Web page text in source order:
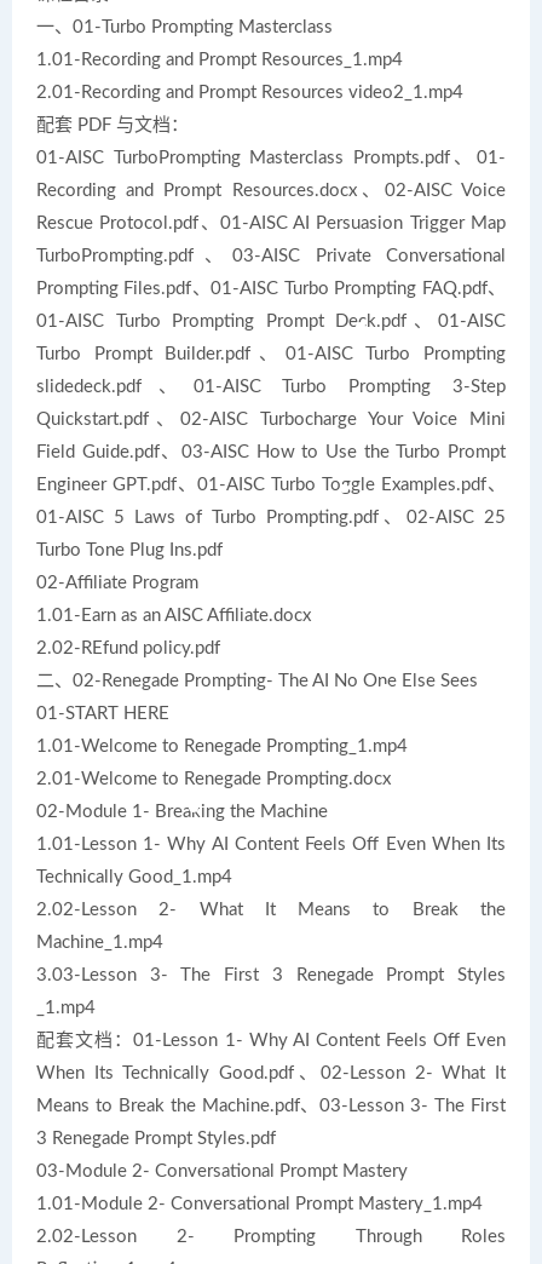
一、01-Turbo Prompting Masterclass
1.01-Recording and Prompt Resources_1.mp4
2.01-Recording and Prompt Resources video2_1.mp4
配套 PDF 与文档：
01-AISC TurboPrompting Masterclass Prompts.pdf、01-
Recording and Prompt Resources.docx、02-AISC Voice
Rescue Protocol.pdf、01-AISC AI Persuasion Trigger Map
TurboPrompting.pdf、03-AISC Private Conversational
Prompting Files.pdf、01-AISC Turbo Prompting FAQ.pdf、
01-AISC Turbo Prompting Prompt Deck.pdf、01-AISC
Turbo Prompt Builder.pdf、01-AISC Turbo Prompting
slidedeck.pdf、01-AISC Turbo Prompting 3-Step
Quickstart.pdf、02-AISC Turbocharge Your Voice Mini
Field Guide.pdf、03-AISC How to Use the Turbo Prompt
Engineer GPT.pdf、01-AISC Turbo Toggle Examples.pdf、
01-AISC 5 Laws of Turbo Prompting.pdf、02-AISC 25
Turbo Tone Plug Ins.pdf
02-Affiliate Program
1.01-Earn as an AISC Affiliate.docx
2.02-REfund policy.pdf
二、02-Renegade Prompting- The AI No One Else Sees
01-START HERE
1.01-Welcome to Renegade Prompting_1.mp4
2.01-Welcome to Renegade Prompting.docx
02-Module 1- Breaking the Machine
1.01-Lesson 1- Why AI Content Feels Off Even When Its
Technically Good_1.mp4
2.02-Lesson 2- What It Means to Break the
Machine_1.mp4
3.03-Lesson 3- The First 3 Renegade Prompt Styles
_1.mp4
配套文档：01-Lesson 1- Why AI Content Feels Off Even
When Its Technically Good.pdf、02-Lesson 2- What It
Means to Break the Machine.pdf、03-Lesson 3- The First
3 Renegade Prompt Styles.pdf
03-Module 2- Conversational Prompt Mastery
1.01-Module 2- Conversational Prompt Mastery_1.mp4
2.02-Lesson 2- Prompting Through Roles